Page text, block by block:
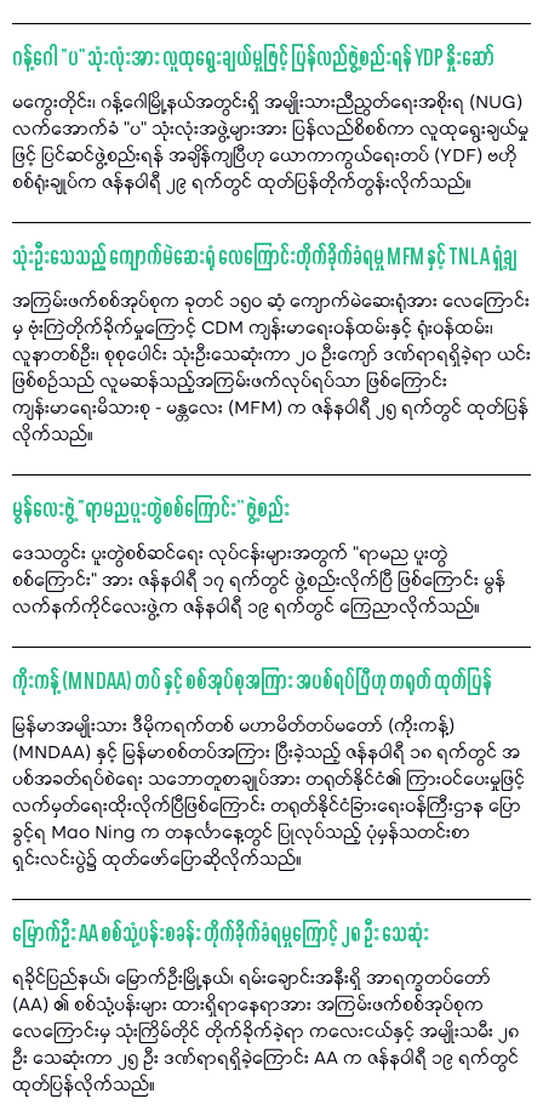
ဂန့်ဂေါ “ပ" သုံးလုံးအား လူထုရွေးချယ်မှုဖြင့် ပြန်လည်ဖွဲ့စည်းရန် YDP နှိုးဆော်
မကွေးတိုင်း၊ ဂန့်ဂေါမြို့နယ်အတွင်းရှိ အမျိုးသားညီညွတ်ရေးအစိုးရ (NUG)
လက်အောက်ခံ "ပ" သုံးလုံးအဖွဲ့များအား ပြန်လည်စိစစ်ကာ လူထုရွေးချယ်မှု
ဖြင့် ပြင်ဆင်ဖွဲ့စည်းရန် အချိန်ကျပြီဟု ယောကာကွယ်ရေးတပ် (YDF) ဗဟို
စစ်ရုံးချုပ်က ဇန်နဝါရီ ၂၉ ရက်တွင် ထုတ်ပြန်တိုက်တွန်းလိုက်သည်။
သုံးဦးသေသည့် ကျောက်မဲဆေးရုံ လေကြောင်းတိုက်ခိုက်ခံရမှု MFM နှင့် TNLA ရှုံ့ချ
အကြမ်းဖက်စစ်အုပ်စုက ခုတင် ၁၅၀ ဆံ့ ကျောက်မဲဆေးရုံအား လေကြောင်း
မှ ဗုံးကြဲတိုက်ခိုက်မှုကြောင့် CDM ကျန်းမာရေးဝန်ထမ်းနှင့် ရုံးဝန်ထမ်း၊
လူနာတစ်ဦး၊ စုစုပေါင်း သုံးဦးသေဆုံးကာ ၂၀ ဦးကျော် ဒဏ်ရာရရှိခဲ့ရာ ယင်း
ဖြစ်စဉ်သည် လူမဆန်သည့်အကြမ်းဖက်လုပ်ရပ်သာ ဖြစ်ကြောင်း
ကျန်းမာရေးမိသားစု - မန္တလေး (MFM) က ဇန်နဝါရီ ၂၅ ရက်တွင် ထုတ်ပြန်
လိုက်သည်။
မွန်လေးဖွဲ့ “ရာမညပူးတွဲစစ်ကြောင်း” ဖွဲ့စည်း
ဒေသတွင်း ပူးတွဲစစ်ဆင်ရေး လုပ်ငန်းများအတွက် “ရာမည ပူးတွဲ
စစ်ကြောင်း” အား ဇန်နဝါရီ ၁၇ ရက်တွင် ဖွဲ့စည်းလိုက်ပြီ ဖြစ်ကြောင်း မွန်
လက်နက်ကိုင်လေးဖွဲ့က ဇန်နဝါရီ ၁၉ ရက်တွင် ကြေညာလိုက်သည်။
ကိုးကန့် (MNDAA) တပ် နှင့် စစ်အုပ်စုအကြား အပစ်ရပ်ပြီဟု တရုတ် ထုတ်ပြန်
မြန်မာအမျိုးသား ဒီမိုကရက်တစ် မဟာမိတ်တပ်မတော် (ကိုးကန့်)
(MNDAA) နှင့် မြန်မာစစ်တပ်အကြား ပြီးခဲ့သည့် ဇန်နဝါရီ ၁၈ ရက်တွင် အ
ပစ်အခတ်ရပ်စဲရေး သဘောတူစာချုပ်အား တရုတ်နိုင်ငံ၏ ကြားဝင်ပေးမှုဖြင့်
လက်မှတ်ရေးထိုးလိုက်ပြီဖြစ်ကြောင်း တရုတ်နိုင်ငံခြားရေးဝန်ကြီးဌာန ပြော
ခွင့်ရ Mao Ning က တနင်္လာနေ့တွင် ပြုလုပ်သည့် ပုံမှန်သတင်းစာ
ရှင်းလင်းပွဲ၌ ထုတ်ဖော်ပြောဆိုလိုက်သည်။
မြောက်ဦး AA စစ်သုံ့ပန်းစခန်း တိုက်ခိုက်ခံရမှုကြောင့် ၂၈ ဦး သေဆုံး
ရခိုင်ပြည်နယ်၊ မြောက်ဦးမြို့နယ်၊ ရမ်းချောင်းအနီးရှိ အာရက္ခတပ်တော်
(AA) ၏ စစ်သုံ့ပန်းများ ထားရှိရာနေရာအား အကြမ်းဖက်စစ်အုပ်စုက
လေကြောင်းမှ သုံးကြိမ်တိုင် တိုက်ခိုက်ခဲ့ရာ ကလေးငယ်နှင့် အမျိုးသမီး ၂၈
ဦး သေဆုံးကာ ၂၅ ဦး ဒဏ်ရာရရှိခဲ့ကြောင်း AA က ဇန်နဝါရီ ၁၉ ရက်တွင်
ထုတ်ပြန်လိုက်သည်။